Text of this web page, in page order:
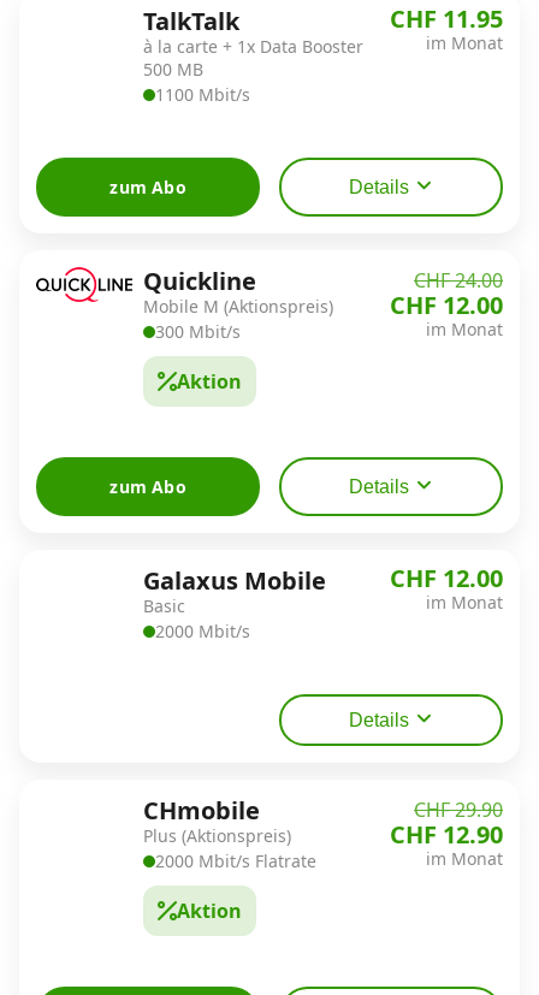
TalkTalk
à la carte + 1x Data Booster
500 MB
1100 Mbit/s
CHF 11.95
im Monat
zum Abo Details
Quickline
Mobile M (Aktionspreis)
300 Mbit/s
Aktion
CHF 24.00
CHF 12.00
im Monat
zum Abo Details
Galaxus Mobile
Basic
2000 Mbit/s
CHF 12.00
im Monat
Details
CHmobile
Plus (Aktionspreis)
2000 Mbit/s Flatrate
Aktion
CHF 29.90
CHF 12.90
im Monat